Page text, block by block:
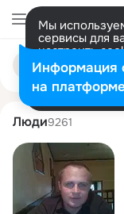
Мы
сервисы для
настроить
Разрешить
Поиск
людям
vitaliy koval
Люди9261
Информация
на